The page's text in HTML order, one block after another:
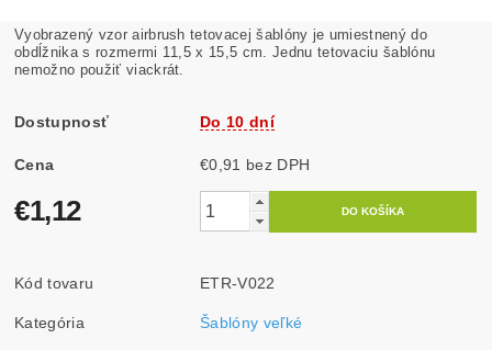
Vyobrazený vzor airbrush tetovacej šablóny je umiestnený do
obdĺžnika s rozmermi 11,5 x 15,5 cm. Jednu tetovaciu šablónu
nemožno použiť viackrát.
Dostupnosť Do 10 dní
Cena €0,91 bez DPH
€1,12
Kód tovaru ETR-V022
Kategória Šablóny veľké